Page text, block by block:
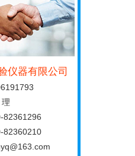
仪器有限公司
理
82361296
82360210